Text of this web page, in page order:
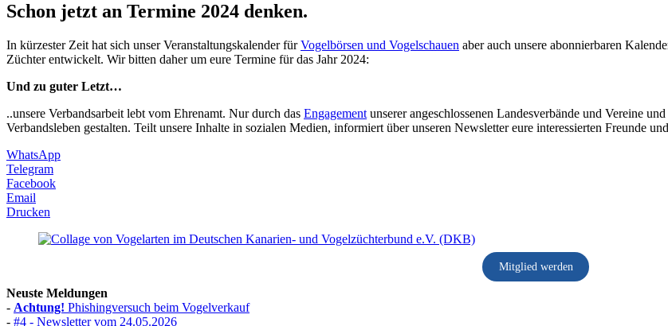
Schon jetzt an Termine 2024 denken.
In kürzester Zeit hat sich unser Veranstaltungskalender fürVogelbörsen und Vogelschauen aber auch unsere abonnierbaren
Züchter entwickelt. Wir bitten daher um eure Termine für das Jahr 2024:
Und zu guter Letzt…
..unsere Verbandsarbeit lebt vom Ehrenamt. Nur durch das Engagement unserer angeschlossenen Landesverbände und Vereine
Verbandsleben gestalten. Teilt unsere Inhalte in sozialen Medien, informiert über unseren Newsletter eure interessierten Freunde
WhatsApp
Telegram
Facebook
Email
Drucken
Mitglied werden
Neuste Meldungen
- Achtung! Phishingversuch beim Vogelverkauf
- #4 - Newsletter vom 24.05.2026